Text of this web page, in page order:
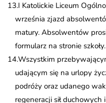
I Katolickie Liceum
września zjazd
matury. Absolwentów
formularz na stronie szkoły.
Wszystkim
udającym się na urlopy
podróży oraz udanego
regeneracji sił